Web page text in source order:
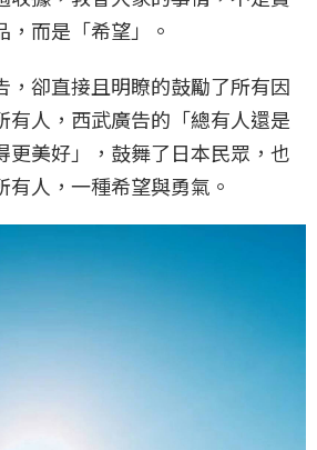
而是「希望」。
，卻直接且明瞭的鼓勵了所有因
有人，西武廣告的「總有人還是
更美好」，鼓舞了日本民眾，也
人，一種希望與勇氣。